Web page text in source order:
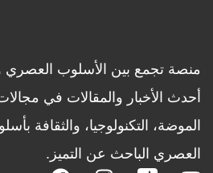
منصة تجمع بين الأسلوب العصري
أحدث الأخبار والمقالات في
الموضة، التكنولوجيا، والثقافة
العصري الباحث عن التميز.